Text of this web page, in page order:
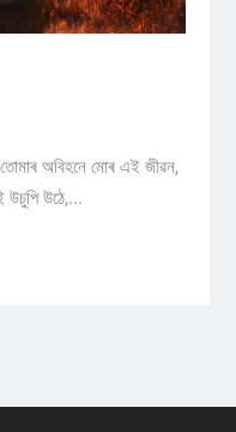
তোমাৰ অবিহনে মোৰ এই জীৱন,
উচুপি উঠে,...